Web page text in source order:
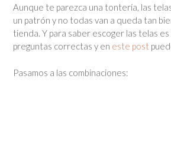
Aunque te parezca una tontería, las
un patrón y no todas van a queda tan
tienda. Y para saber escoger las telas
preguntas correctas y en este post
Pasamos a las combinaciones: